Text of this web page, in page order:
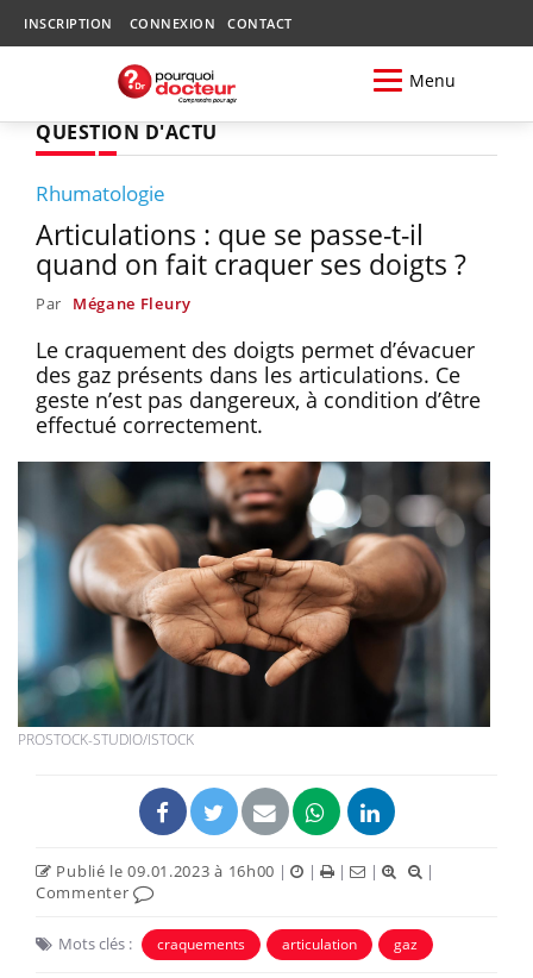
INSCRIPTION CONNEXION CONTACT
Menu
QUESTION D'ACTU
Rhumatologie
Articulations : que se passe-t-il
quand on fait craquer ses doigts ?
Par Mégane Fleury
Le craquement des doigts permet d’évacuer
des gaz présents dans les articulations. Ce
geste n’est pas dangereux, à condition d’être
effectué correctement.
PROSTOCK-STUDIO/ISTOCK
Publié le 09.01.2023 à 16h00 | | | |
|
Commenter
Mots clés : craquements articulation gaz